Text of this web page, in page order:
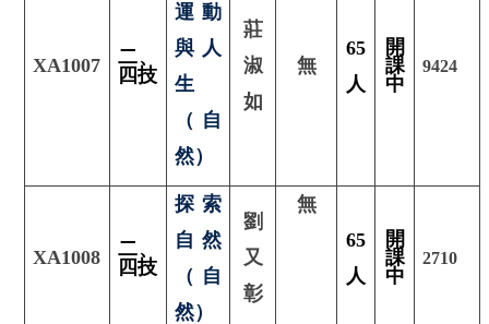
XA1007 二、
四技
運動
與人
生
（自
然）
莊
淑
如
無
65
人
開
課
中
9424
XA1008
二、
四技
探索
自然
（自
然）
劉
又
彰
無
65
人
開
課
中
2710